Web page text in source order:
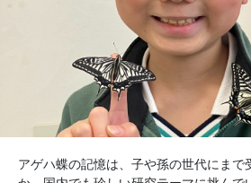
アゲハ蝶の記憶は、子や孫の世代にまで